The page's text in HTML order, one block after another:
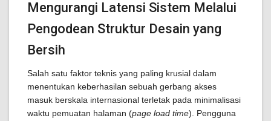
Mengurangi Latensi Sistem Melalui
Pengodean Struktur Desain yang
Bersih
Salah satu faktor teknis yang paling krusial dalam
menentukan keberhasilan sebuah gerbang akses
masuk berskala internasional terletak pada minimalisasi
waktu pemuatan halaman (page load time). Pengguna